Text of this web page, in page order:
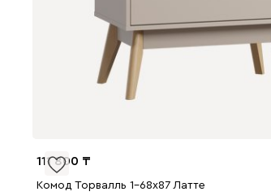
111 800
Комод Торвалль 1-68x87 Латте